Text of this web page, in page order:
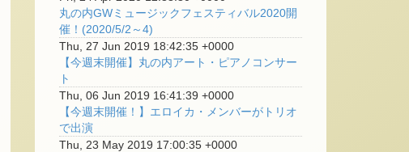
丸の内GWミュージックフェスティバル2020開
催！(2020/5/2～4)
Thu, 27 Jun 2019 18:42:35 +0000
【今週末開催】丸の内アート・ピアノコンサー
ト
Thu, 06 Jun 2019 16:41:39 +0000
【今週末開催！】エロイカ・メンバーがトリオ
で出演
Thu, 23 May 2019 17:00:35 +0000